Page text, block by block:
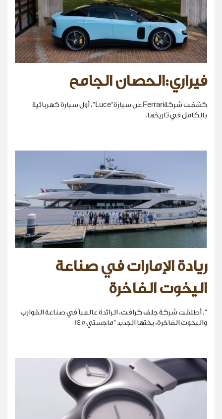
فيراري:الحصان الجامح
كشفت شركةFerrari عن سيارة“Luce”، أول سيارة كهربائية
بالكامل في تاريخها.
ريادة الإمارات في صناعة
اليخوت الفاخرة
". أطلقت شركة جلف كرافت، الرائدة عالمياً في صناعة القوارب
واليخوت الفاخرة، يختها الجديد "ماجستي 145